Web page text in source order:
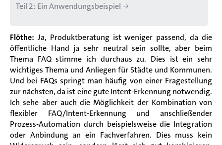
Teil 2: Ein Anwendungsbeispiel
Flöthe: Ja, Produktberatung ist weniger passend, da die
öffentliche Hand ja sehr neutral sein sollte, aber beim
Thema FAQ stimme ich durchaus zu. Dies ist ein sehr
wichtiges Thema und Anliegen für Städte und Kommunen.
Und bei FAQs springt man häufig von einer Fragestellung
zur nächsten, da ist eine gute Intent-Erkennung notwendig.
Ich sehe aber auch die Möglichkeit der Kombination von
flexibler FAQ/Intent-Erkennung und anschließender
Prozess-Automation durch beispielsweise die Integration
oder Anbindung an ein Fachverfahren. Dies muss kein